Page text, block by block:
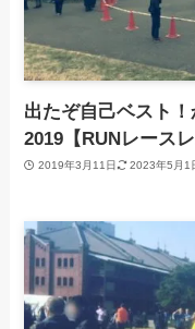
出たぞ自己ベスト
2019【RUNレースレ
2019年3月11日 2023年5月1